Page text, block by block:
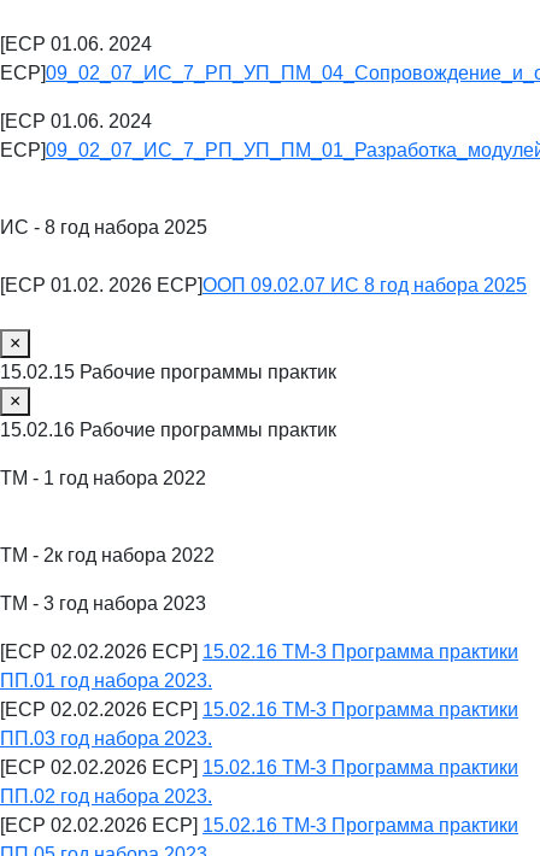
[ECP 01.06. 2024
ECP]
[ECP 01.06. 2024
ECP]
ИС - 8 год набора 2025
[ECP 01.02. 2026 ECP]ООП 09.02.07 ИС 8 год набора 2025
×
15.02.15 Рабочие программы практик
×
15.02.16 Рабочие программы практик
ТМ - 1 год набора 2022
ТМ - 2к год набора 2022
ТМ - 3 год набора 2023
[ECP 02.02.2026 ECP] 15.02.16 ТМ-3 Программа практики
ПП.01 год набора 2023.
[ECP 02.02.2026 ECP] 15.02.16 ТМ-3 Программа практики
ПП.03 год набора 2023.
[ECP 02.02.2026 ECP] 15.02.16 ТМ-3 Программа практики
ПП.02 год набора 2023.
[ECP 02.02.2026 ECP] 15.02.16 ТМ-3 Программа практики